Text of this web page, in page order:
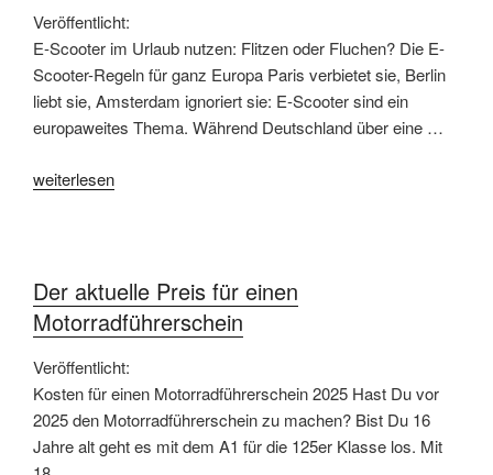
Veröffentlicht:
E-Scooter im Urlaub nutzen: Flitzen oder Fluchen? Die E-
Scooter-Regeln für ganz Europa Paris verbietet sie, Berlin
liebt sie, Amsterdam ignoriert sie: E-Scooter sind ein
europaweites Thema. Während Deutschland über eine …
„E-
–
Flitzen
oder
Fluchen?“
weiterlesen
Der aktuelle Preis für einen
Motorradführerschein
Veröffentlicht:
Kosten für einen Motorradführerschein 2025 Hast Du vor
2025 den Motorradführerschein zu machen? Bist Du 16
Jahre alt geht es mit dem A1 für die 125er Klasse los. Mit